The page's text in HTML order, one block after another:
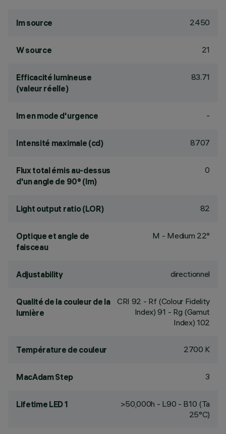
lm source 2450
W source 21
Efficacité lumineuse
(valeur réelle)
83.71
lm en mode d'urgence -
Intensité maximale (cd) 8707
Flux total émis au-dessus
d'un angle de 90° (lm)
0
Light output ratio (LOR) 82
Optique et angle de
faisceau
M - Medium 22°
Adjustability directionnel
Qualité de la couleur de la
lumière
CRI 92 - Rf (Colour Fidelity
Index) 91 - Rg (Gamut
Index) 102
Température de couleur 2700 K
MacAdam Step 3
Lifetime LED 1
>50,000h - L90 - B10 (Ta
25°C)